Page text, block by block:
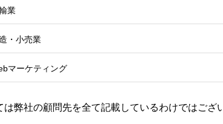
業
・小売業
マーケティング
弊社の顧問先を全て記載しているわけではござ